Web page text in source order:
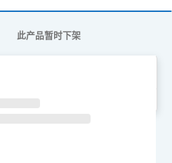
此产品暂时下架